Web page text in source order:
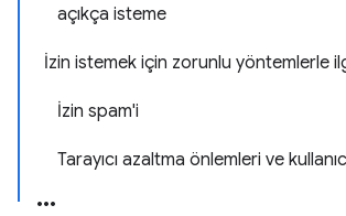
açıkça isteme
İzin istemek için zorunlu yöntemlerle
İzin spam'i
Tarayıcı azaltma önlemleri ve